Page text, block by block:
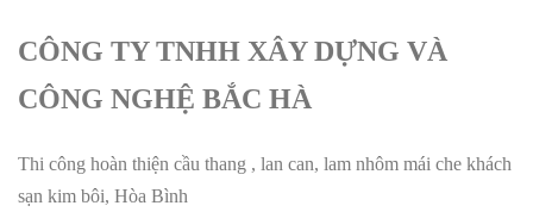
CÔNG TY TNHH XÂY DỰNG VÀ
CÔNG NGHỆ BẮC HÀ
Thi công hoàn thiện cầu thang , lan can, lam nhôm mái che khách
sạn kim bôi, Hòa Bình